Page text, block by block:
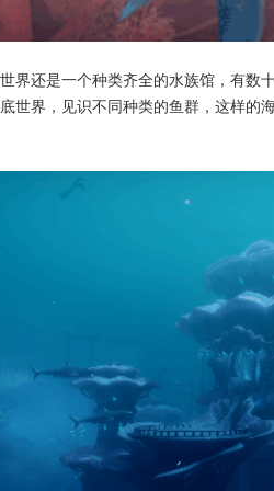
界还是一个种类齐全的水族馆，有数
世界，见识不同种类的鱼群，这样的